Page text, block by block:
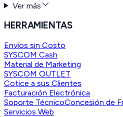
Ver más
HERRAMIENTAS
Envíos sin Costo
SYSCOM Cash
Material de Marketing
SYSCOM OUTLET
Cotice a sus Clientes
Facturación Electrónica
Soporte TécnicoConcesión de
Servicios Web